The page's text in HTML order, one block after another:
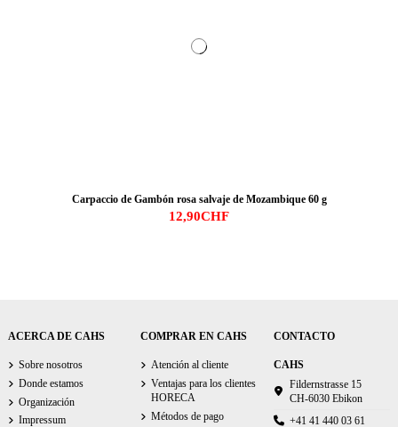
Carpaccio de Gambón rosa salvaje de Mozambique 60 g
12,90CHF
ACERCA DE CAHS
Sobre nosotros
Donde estamos
Organización
Impressum
COMPRAR EN CAHS
Atención al cliente
Ventajas para los clientes
HORECA
Métodos de pago
CONTACTO
CAHS
Fildernstrasse 15
CH-6030 Ebikon
+41 41 440 03 61